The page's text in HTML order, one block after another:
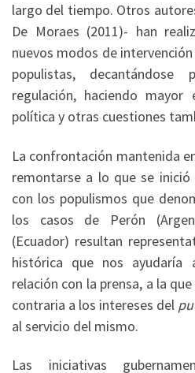
largo del tiempo. Otros
De Moraes (2011)- han
nuevos modos de
populistas,
regulación, haciendo
política y otras cuestiones
La confrontación mantenida
remontarse a lo que se
con los populismos que
los casos de Perón
(Ecuador) resultan
histórica que nos
relación con la prensa, a la
contraria a los intereses del
al servicio del mismo.
Las iniciativas